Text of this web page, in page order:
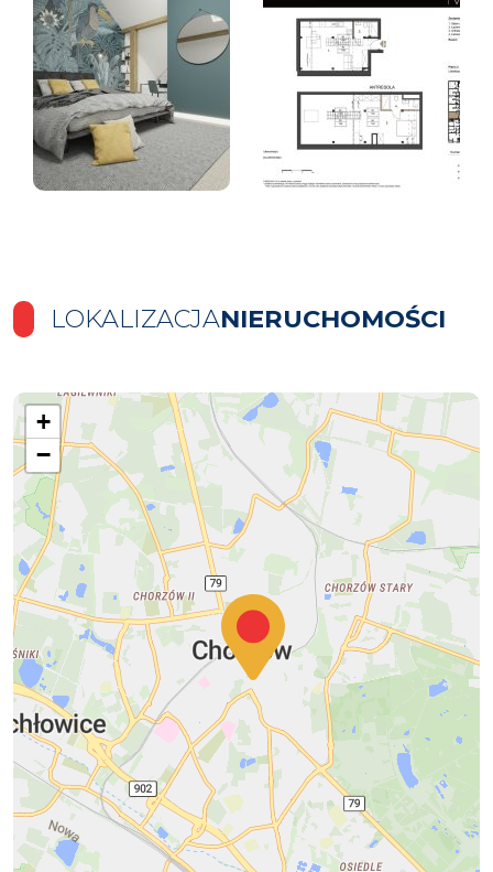
LOKALIZACJANIERUCHOMOŚCI
+
−